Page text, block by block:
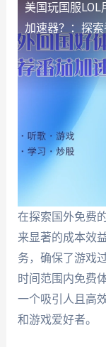
美国玩国服LOL
加速器？：探
在探索国外免费
来显著的成本效
务，确保了游戏
时间范围内免费
一个吸引人且高
和游戏爱好者。